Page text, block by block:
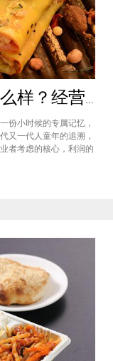
石小沫煎饼果儿加盟店怎么样？经营煎饼果子店利润如何
份小时候的专属记忆，
又一代人童年的追溯，
者考虑的核心，利润的
将为大家解答这些问